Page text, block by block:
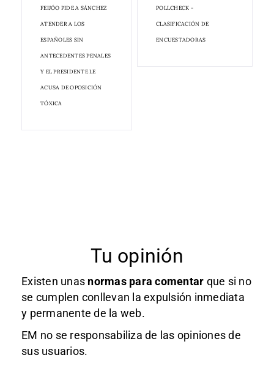
FEIJÓO PIDE A SÁNCHEZ
ATENDER A LOS
ESPAÑOLES SIN
ANTECEDENTES PENALES
Y EL PRESIDENTE LE
ACUSA DE OPOSICIÓN
TÓXICA
POLLCHECK -
CLASIFICACIÓN DE
ENCUESTADORAS
Tu opinión
Existen unas normas para comentar que si no
se cumplen conllevan la expulsión inmediata
y permanente de la web.
EM no se responsabiliza de las opiniones de
sus usuarios.